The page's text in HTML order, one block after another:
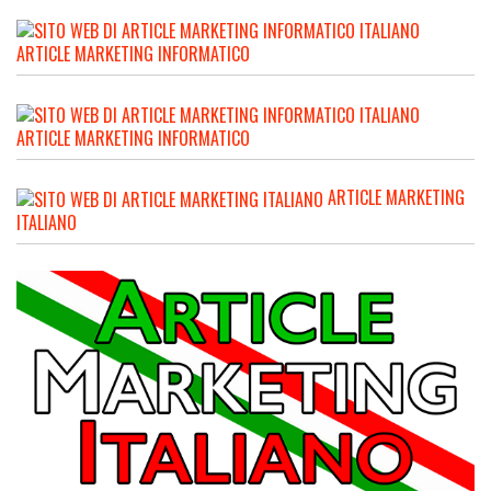
ARTICLE MARKETING INFORMATICO
ARTICLE MARKETING INFORMATICO
ARTICLE MARKETING
ITALIANO